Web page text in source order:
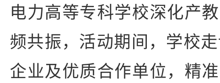
电力高等专科学校深化产
频共振，活动期间，学校
企业及优质合作单位，精